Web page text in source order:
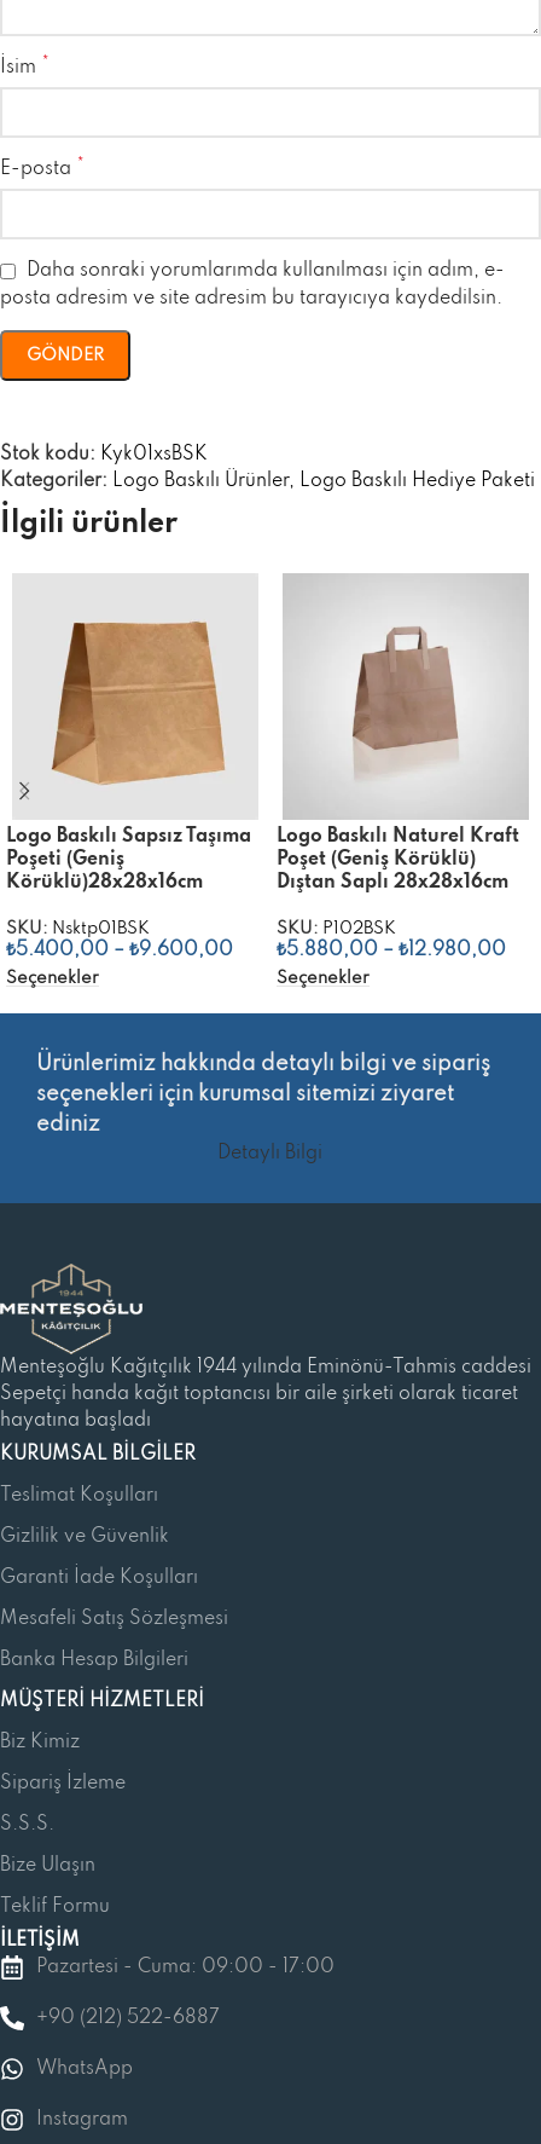
İsim *
E-posta *
Daha sonraki yorumlarımda kullanılması için adım, e-
posta adresim ve site adresim bu tarayıcıya kaydedilsin.
Stok kodu: Kyk01xsBSK
Kategoriler: Logo Baskılı Ürünler, Logo Baskılı Hediye Paketi
İlgili ürünler
Logo Baskılı Sapsız Taşıma
Poşeti (Geniş
Körüklü)28x28x16cm
SKU: Nsktp01BSK
₺5.400,00 – ₺9.600,00
Seçenekler
Logo Baskılı Naturel Kraft
Poşet (Geniş Körüklü)
Dıştan Saplı 28x28x16cm
SKU: P102BSK
₺5.880,00 – ₺ 12.980,00
Seçenekler
Detaylı Bilgi
Ürünlerimiz hakkında detaylı bilgi ve sipariş
seçenekleri için kurumsal sitemizi ziyaret
ediniz
Menteşoğlu Kağıtçılık 1944 yılında Eminönü-Tahmis caddesi
Sepetçi handa kağıt toptancısı bir aile şirketi olarak ticaret
hayatına başladı
KURUMSAL BILGILER
Teslimat Koşulları
Gizlilik ve Güvenlik
Garanti İade Koşulları
Mesafeli Satış Sözleşmesi
Banka Hesap Bilgileri
MÜŞTERI HIZMETLERI
Biz Kimiz
Sipariş İzleme
S.S.S.
Bize Ulaşın
Teklif Formu
İLETİŞİM
Pazartesi - Cuma: 09:00 - 17:00
+90 (212) 522-6887
WhatsApp
Instagram